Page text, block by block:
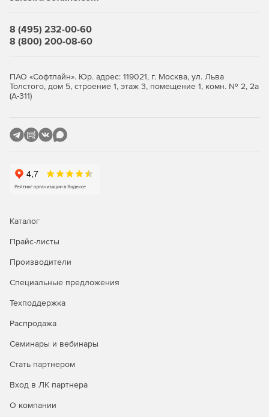
8 (495) 232-00-60
8 (800) 200-08-60
ПАО «Софтлайн». Юр. адрес: 119021, г. Москва, ул. Льва
Толстого, дом 5, строение 1, этаж 3, помещение 1, комн. № 2, 2а
(А-311)
Каталог
Прайс-листы
Производители
Специальные предложения
Техподдержка
Распродажа
Семинары и вебинары
Стать партнером
Вход в ЛК партнера
О компании